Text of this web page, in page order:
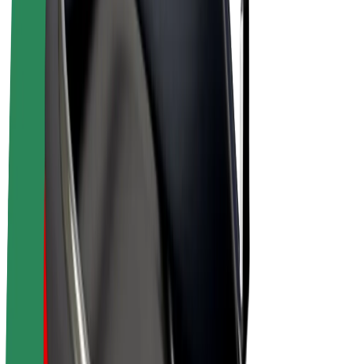
Vydělávejte s Boltem
Kurýři
Výdělky kurýra
Partneři Bolt Food
Flotily
Franšízy
Společnost
Kariéra
O společnosti Bolt
Udržitelnost podle Boltu